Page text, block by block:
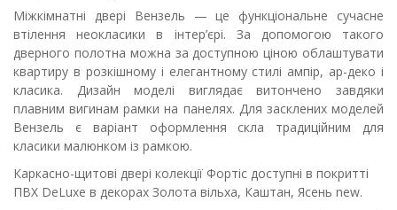
Міжкімнатні двері Вензель — це функціональне сучасне
втілення неокласики в інтер’єрі. За допомогою такого
дверного полотна можна за доступною ціною облаштувати
квартиру в розкішному і елегантному стилі ампір, ар-деко і
класика. Дизайн моделі виглядає витончено завдяки
плавним вигинам рамки на панелях. Для засклених моделей
Вензель є варіант оформлення скла традиційним для
класики малюнком із рамкою.
Каркасно-щитові двері колекції Фортіс доступні в покритті
ПВХ DeLuxe в декорах Золота вільха, Каштан, Ясень new.